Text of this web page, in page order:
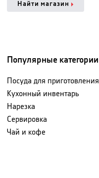
Найти магазин
Популярные категории
Посуда для приготовления
Кухонный инвентарь
Нарезка
Сервировка
Чай и кофе